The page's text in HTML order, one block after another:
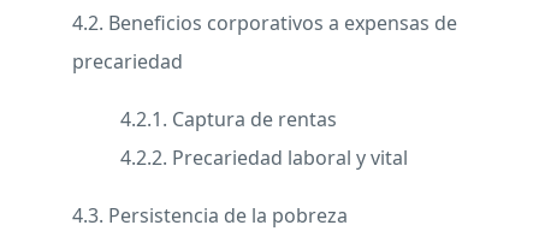
4.2. Beneficios corporativos a expensas de
precariedad
4.2.1. Captura de rentas
4.2.2. Precariedad laboral y vital
4.3. Persistencia de la pobreza